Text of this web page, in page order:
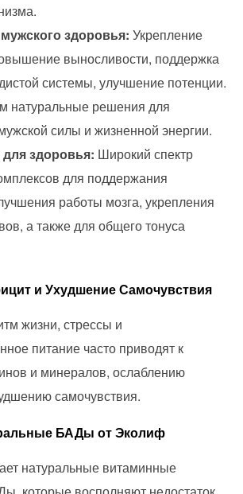
здоровья: Укрепление
выносливости, поддержка
системы, улучшение потенции.
натуральные решения для
силы и жизненной энергии.
здоровья: Широкий спектр
для поддержания
работы мозга, укрепления
а также для общего тонуса
и Ухудшение Самочувствия
жизни, стрессы и
питание часто приводят к
и минералов, ослаблению
самочувствия.
БАДы от Эколиф
натуральные витаминные